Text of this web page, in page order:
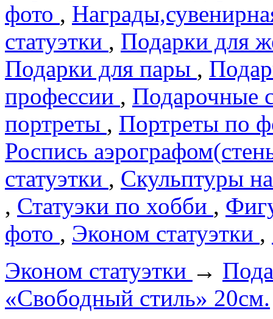
фото ,
статуэтки , Подарки для
Подарки для пары ,
профеcсии , Подарочные
портреты , Портреты по
Роспись
статуэтки , Скульптуры
, Статуэки по хобби ,
фото , Эконом статуэтки ,
Эконом статуэтки →
«Свободный стиль» 20см.